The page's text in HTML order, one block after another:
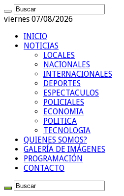
viernes 07/08/2026
INICIO
NOTICIAS
LOCALES
NACIONALES
INTERNACIONALES
DEPORTES
ESPECTACULOS
POLICIALES
ECONOMIA
POLITICA
TECNOLOGIA
QUIENES SOMOS?
GALERÍA DE IMÁGENES
PROGRAMACIÓN
CONTACTO